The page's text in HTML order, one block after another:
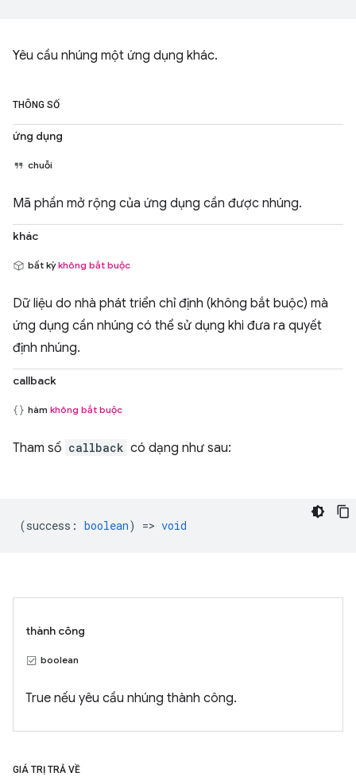
Yêu cầu nhúng một ứng dụng khác.
THÔNG SỐ
ứng dụng
chuỗi
Mã phần mở rộng của ứng dụng cần được nhúng.
khác
bất kỳkhông bắt buộc
Dữ liệu do nhà phát triển chỉ định (không bắt buộc) mà
ứng dụng cần nhúng có thể sử dụng khi đưa ra quyết
định nhúng.
callback
hàm không bắt buộc
Tham số callback có dạng như sau:
(success : boolean) => void
thành công
boolean
True nếu yêu cầu nhúng thành công.
GIÁ TRỊ TRẢ VỀ